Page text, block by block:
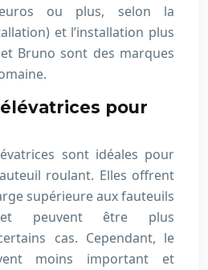
ou plus, selon la
et l’installation plus
Bruno sont des marques
pour
sont idéales pour
roulant. Elles offrent
supérieure aux fauteuils
et peuvent être plus
cas. Cependant, le
moins important et